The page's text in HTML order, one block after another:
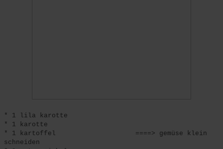
* 1 lila karotte
* 1 karotte
* 1 kartoffel ====> gemüse klein
schneiden